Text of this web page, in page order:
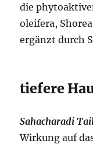
die
oleifera,
ergänzt durch
tiefere
Sahacharadi
Wirkung auf